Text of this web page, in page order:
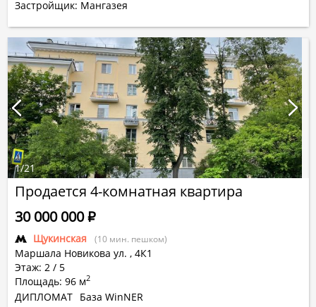
Застройщик: Мангазея
Продается 4-комнатная квартира
Щукинская (10 мин. пешком)
Маршала Новикова ул. , 4К1
Этаж: 2 / 5
Площадь: 96 м2
30 000 000Р
ДИПЛОМАТ База WinNER
1/21